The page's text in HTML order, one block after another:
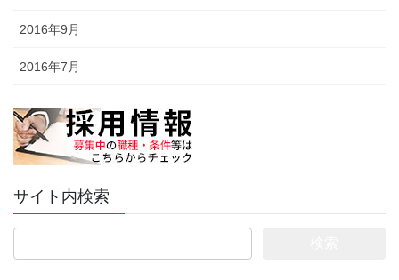
2016年9月
2016年7月
サイト内検索
索: